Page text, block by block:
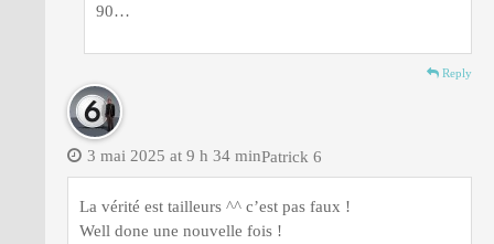
90…
Reply
Patrick 6
3 mai 2025 at 9 h 34 min
La vérité est tailleurs ^^ c’est pas faux !
Well done une nouvelle fois !